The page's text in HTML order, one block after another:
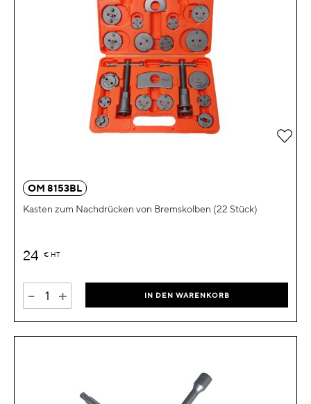
OM 8153BL
Kasten zum Nachdrücken von Bremskolben (22 Stück)
24 € HT
- + IN DEN WARENKORB
Zur